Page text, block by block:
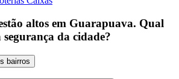
altos em Guarapuava. Qual
segurança da cidade?
bairros